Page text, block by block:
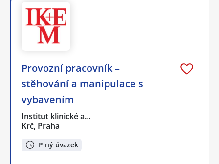
Provozní pracovník –
stěhování a manipulace s
vybavením
Institut klinické a…
Krč, Praha
Plný úvazek